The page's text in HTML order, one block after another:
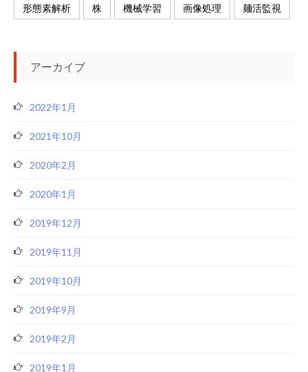
形態素解析 株 機械学習 画像処理 麺活監視
アーカイブ
2022年1月
2021年10月
2020年2月
2020年1月
2019年12月
2019年11月
2019年10月
2019年9月
2019年2月
2019年1月